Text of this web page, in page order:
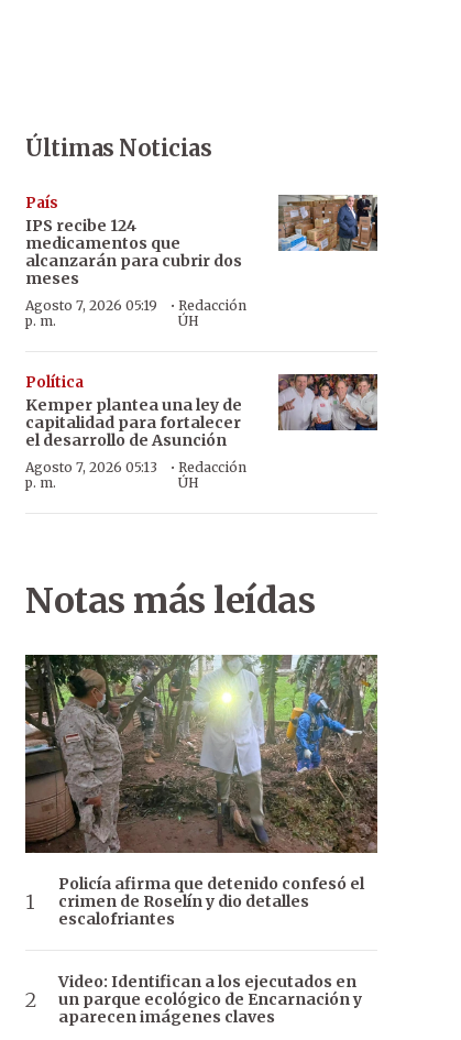
Últimas Noticias
País
IPS recibe 124
medicamentos que
alcanzarán para cubrir dos
meses
Agosto 7, 2026 05:19
p. m.
· Redacción
ÚH
Política
Kemper plantea una ley de
capitalidad para fortalecer
el desarrollo de Asunción
Agosto 7, 2026 05:13
p. m.
· Redacción
ÚH
Notas más leídas
Policía afirma que detenido confesó el
crimen de Roselín y dio detalles
escalofriantes
Video: Identifican a los ejecutados en
un parque ecológico de Encarnación y
aparecen imágenes claves